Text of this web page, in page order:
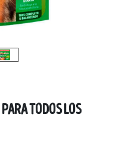
TODOS LOS